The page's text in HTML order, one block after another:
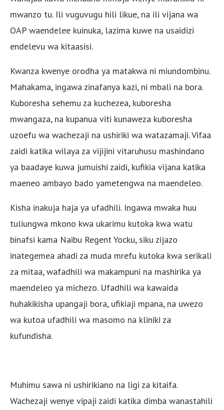
mwanzo tu. Ili vuguvugu hili likue, na ili vijana wa
OAP waendelee kuinuka, lazima kuwe na usaidizi
endelevu wa kitaasisi.
Kwanza kwenye orodha ya matakwa ni miundombinu.
Mahakama, ingawa zinafanya kazi, ni mbali na bora.
Kuboresha sehemu za kuchezea, kuboresha
mwangaza, na kupanua viti kunaweza kuboresha
uzoefu wa wachezaji na ushiriki wa watazamaji. Vifaa
zaidi katika wilaya za vijijini vitaruhusu mashindano
ya baadaye kuwa jumuishi zaidi, kufikia vijana katika
maeneo ambayo bado yametengwa na maendeleo.
Kisha inakuja haja ya ufadhili. Ingawa mwaka huu
tuliungwa mkono kwa ukarimu kutoka kwa watu
binafsi kama Naibu Regent Yocku, siku zijazo
inategemea ahadi za muda mrefu kutoka kwa serikali
za mitaa, wafadhili wa makampuni na mashirika ya
maendeleo ya michezo. Ufadhili wa kawaida
huhakikisha upangaji bora, ufikiaji mpana, na uwezo
wa kutoa ufadhili wa masomo na kliniki za
kufundisha.
Muhimu sawa ni ushirikiano na ligi za kitaifa.
Wachezaji wenye vipaji zaidi katika dimba wanastahili